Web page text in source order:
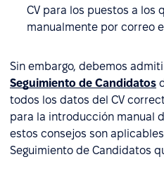
CV para los puestos a los
manualmente por correo
Sin embargo, debemos
Seguimiento de Candidatos
todos los datos del CV
para la introducción manual
estos consejos son
Seguimiento de Candidatos